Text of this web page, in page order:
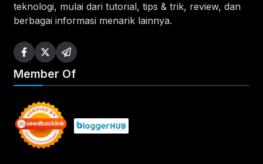
teknologi, mulai dari tutorial, tips & trik, review, dan
berbagai informasi menarik lainnya.
Member Of